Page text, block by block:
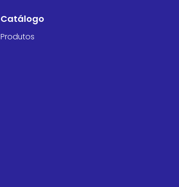
Catálogo
Produtos